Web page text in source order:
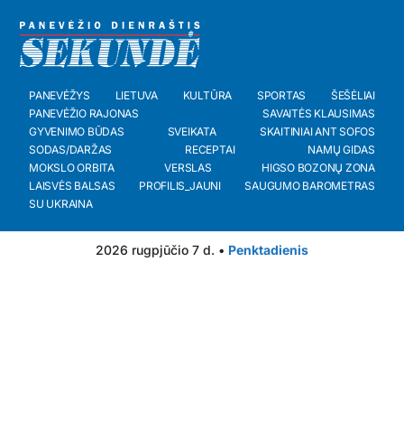
PANEVĖŽYS LIETUVA KULTŪRA SPORTAS
ŠEŠĖLIAI
PANEVĖŽIO RAJONAS
SAVAITĖS KLAUSIMAS
GYVENIMO BŪDAS
SVEIKATA
SKAITINIAI ANT SOFOS
SODAS/DARŽAS
RECEPTAI
NAMŲ GIDAS
MOKSLO ORBITA
VERSLAS
HIGSO BOZONŲ ZONA
LAISVĖS BALSAS
PROFILIS_JAUNI
SAUGUMO BAROMETRAS
SU UKRAINA
2026 rugpjūčio 7 d. • Penktadienis